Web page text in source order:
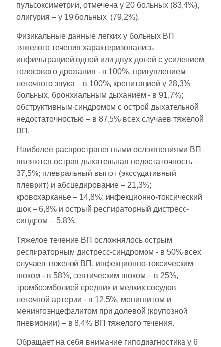
пульсоксиметрии, отмечена у 20 больных (83,4%),
олигурия – у 19 больных (79,2%).
Физикальные данные легких у больных ВП
тяжелого течения характеризовались
инфильтрацией одной или двух долей с усилением
голосового дрожания - в 100%, притуплением
легочного звука – в 100%, крепитацией у 28,3%
больных, бронхиальным дыханием - в 91,7%;
обструктивным синдромом с острой дыхательной
недостаточностью – в 87,5% всех случаев тяжелой
ВП.
Наиболее распространенными осложнениями ВП
являются острая дыхательная недостаточность –
37,5%; плевральный выпот (экссудативный
плеврит) и абсцедирование – 21,3%;
кровохарканье – 14,8%; инфекционно-токсический
шок – 6,8% и острый респираторный дистресс-
синдром – 5,8%.
Тяжелое течение ВП осложнялось острым
респираторным дистресс-синдромом - в 50% всех
случаев тяжелой ВП, инфекционно-токсическим
шоком - в 58%, септическим шоком – в 25%,
тромбоэмболией средних и мелких сосудов
легочной артерии - в 12,5%, менингитом и
менингоэнцефалитом при долевой (крупозной
пневмонии) – в 8,4% ВП тяжелого течения.
Обращает на себя внимание гиподиагностика у 6